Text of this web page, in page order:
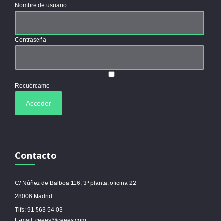
Nombre de usuario
Contraseña
Recuérdame
Contacto
C/ Núñez de Balboa 116, 3ª planta, oficina 22
28006 Madrid
Tlfs: 91 563 54 03